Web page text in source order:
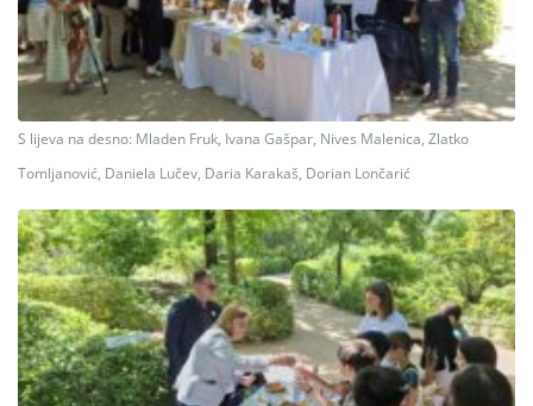
S lijeva na desno: Mladen Fruk, Ivana Gašpar, Nives Malenica, Zlatko
Tomljanović, Daniela Lučev, Daria Karakaš, Dorian Lončarić